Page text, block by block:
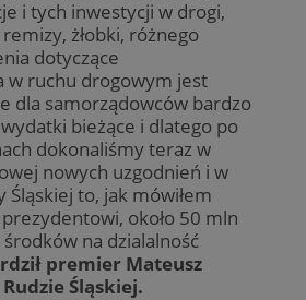
i tych inwestycji w drogi,
remizy, żłobki, różnego
dotyczące
w ruchu drogowym jest
dla samorządowców bardzo
bieżące i dlatego po
dokonaliśmy teraz w
nowych uzgodnień i w
Śląskiej to, jak mówiłem
około 50 mln
na dzialalność
premier Mateusz
Śląskiej.